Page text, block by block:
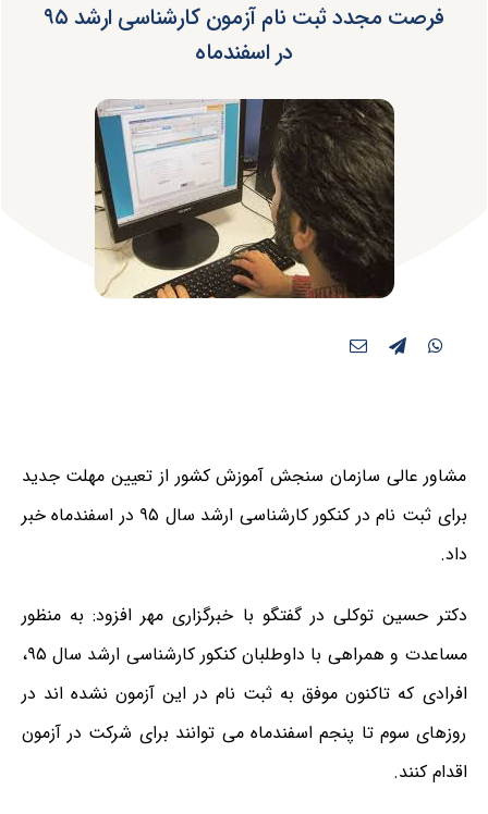
فرصت مجدد ثبت نام آزمون کارشناسی ارشد ۹۵
در اسفندماه
مشاور عالی سازمان سنجش آموزش کشور از تعیین مهلت جدید
برای ثبت نام در کنکور کارشناسی ارشد سال ۹۵ در اسفندماه خبر
داد.
دکتر حسین توکلی در گفتگو با خبرگزاری مهر افزود: به منظور
مساعدت و همراهی با داوطلبان کنکور کارشناسی ارشد سال ۹۵،
افرادی که تاکنون موفق به ثبت نام در این آزمون نشده اند در
روزهای سوم تا پنجم اسفندماه می توانند برای شرکت در آزمون
اقدام کنند.